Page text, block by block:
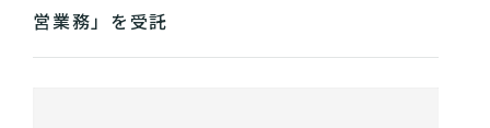
営業務」を受託